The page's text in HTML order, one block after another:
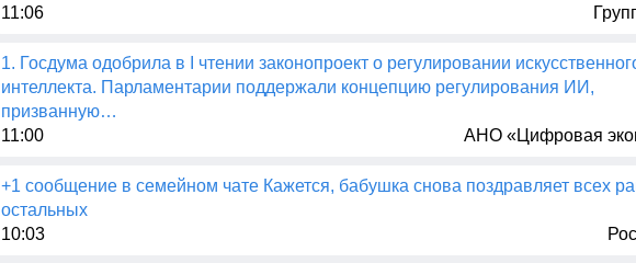
11:06
1. Госдума одобрила в I чтении законопроект о регулировании
интеллекта. Парламентарии поддержали концепцию регулирования ИИ,
призванную…
11:00
АНО «Цифровая
+1 сообщение в семейном чате Кажется, бабушка снова поздравляет всех
остальных
10:03